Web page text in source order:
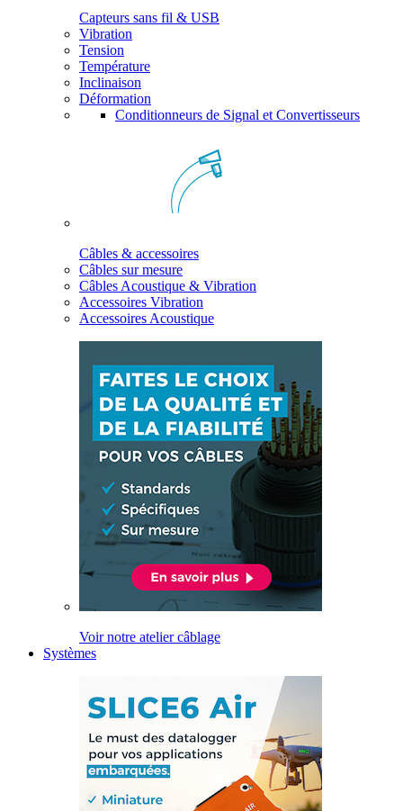
Capteurs sans fil & USB
Vibration
Tension
Température
Inclinaison
Déformation
Conditionneurs de Signal et Convertisseurs
Câbles & accessoires
Câbles sur mesure
Câbles Acoustique & Vibration
Accessoires Vibration
Accessoires Acoustique
Voir notre atelier câblage
Systèmes